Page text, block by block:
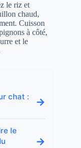
le riz et
chaud,
Cuisson
à côté,
et le
chat :
→
le
→